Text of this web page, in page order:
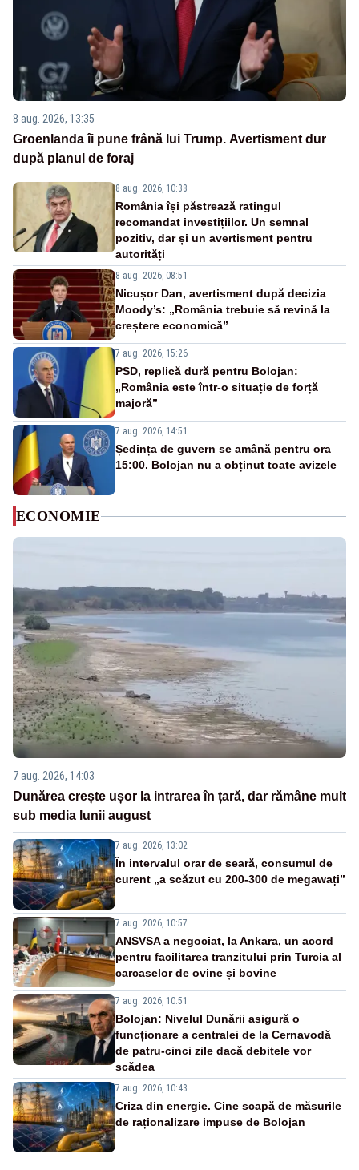
8 aug. 2026, 13:35
Groenlanda îi pune frână lui Trump. Avertisment dur
după planul de foraj
8 aug. 2026, 10:38
România își păstrează ratingul
recomandat investițiilor. Un semnal
pozitiv, dar și un avertisment pentru
autorități
8 aug. 2026, 08:51
Nicușor Dan, avertisment după decizia
Moody’s: „România trebuie să revină la
creștere economică”
7 aug. 2026, 15:26
PSD, replică dură pentru Bolojan:
„România este într-o situație de forță
majoră”
7 aug. 2026, 14:51
Ședința de guvern se amână pentru ora
15:00. Bolojan nu a obținut toate avizele
ECONOMIE
7 aug. 2026, 14:03
Dunărea crește ușor la intrarea în țară, dar rămâne mult
sub media lunii august
7 aug. 2026, 13:02
În intervalul orar de seară, consumul de
curent „a scăzut cu 200-300 de megawați”
7 aug. 2026, 10:57
ANSVSA a negociat, la Ankara, un acord
pentru facilitarea tranzitului prin Turcia al
carcaselor de ovine și bovine
7 aug. 2026, 10:51
Bolojan: Nivelul Dunării asigură o
funcționare a centralei de la Cernavodă
de patru-cinci zile dacă debitele vor
scădea
7 aug. 2026, 10:43
Criza din energie. Cine scapă de măsurile
de raționalizare impuse de Bolojan